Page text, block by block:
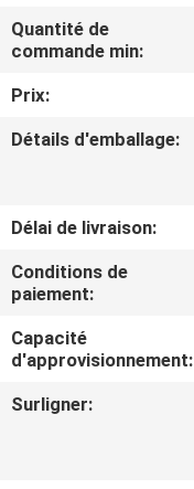
VISITE
CONTRÔLE
QUALITÉ
CONTACTEZ-
NOUS
NOUVELLES
Quantité de
commande min:
Prix:
Détails d'emballage:
Délai de livraison:
Conditions de
paiement:
Capacité
d'approvisionnement:
Surligner: